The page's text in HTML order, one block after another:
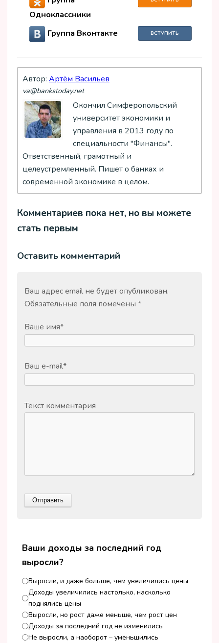
Одноклассники
Группа Вконтакте ВСТУПИТЬ
Автор: Артём Васильев
va@bankstoday.net
Окончил Симферопольский
университет экономики и
управления в 2013 году по
специальности "Финансы".
Ответственный, грамотный и
целеустремленный. Пишет о банках и
современной экономике в целом.
Комментариев пока нет, но вы можете
стать первым
Оставить комментарий
Ваш адрес email не будет опубликован.
Обязательные поля помечены *
Ваше имя*
Ваш e-mail*
Текст комментария
Ваши доходы за последний год
выросли?
Выросли, и даже больше, чем увеличились цены
Доходы увеличились настолько, насколько
поднялись цены
Выросли, но рост даже меньше, чем рост цен
Доходы за последний год не изменились
Не выросли, а наоборот – уменьшились